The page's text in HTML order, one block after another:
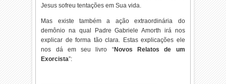
Jesus sofreu tentações em Sua vida.
Mas existe também a ação extraordinária do
demônio na qual Padre Gabriele Amorth irá nos
explicar de forma tão clara. Estas explicações ele
nos dá em seu livro “Novos Relatos de um
Exorcista”: